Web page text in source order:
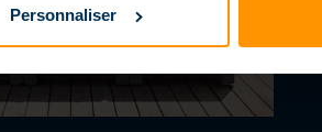
Personnaliser